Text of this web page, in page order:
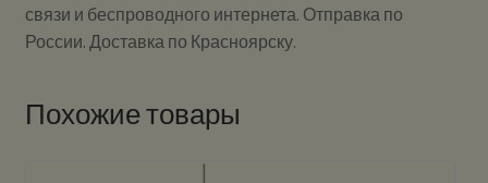
связи и беспроводного интернета. Отправка по
России. Доставка по Красноярску.
Похожие товары